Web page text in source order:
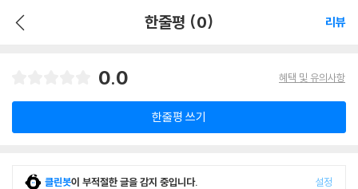
한줄평 (0) 리뷰
0.0 혜택 및 유의사항
한줄평 쓰기
클린봇이 부적절한 글을 감지 중입니다. 설정